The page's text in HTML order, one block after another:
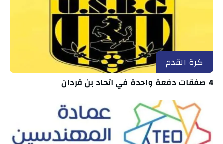
كرة القدم
4 صفقات دفعة واحدة في اتحاد بن قردان